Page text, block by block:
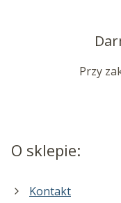
Przy
O sklepie:
Kontakt